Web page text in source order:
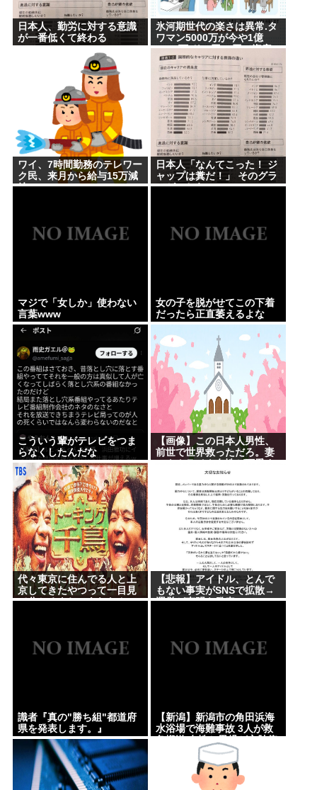
日本人、勤労に対する意識
が一番低くて終わる
氷河期世代の楽さは異常.タ
ワマン5000万が今や1億
5000万.ドル円80円で資産
形成.マジで楽な世代だった
な
ワイ、7時間勤務のテレワー
ク民、来月から給与15万減
給
日本人「なんてこった！ ジ
ャップは糞だ！」 そのグラ
フがこちら。
マジで「女しか」使わない
言葉www
女の子を脱がせてこの下着
だったら正直萎えるよな
こういう輩がテレビをつま
らなくしたんだな
【画像】この日本人男性、
前世で世界救っただろ。妻
代々東京に住んでる人と上
京してきたやつって一目見
て分かるよね。あれなん
【悲報】アイドル、とんで
もない事実がSNSで拡散→
運営が声明を発表www
識者『真の"勝ち組"都道府
県を発表します。』
【新潟】新潟市の角田浜海
水浴場で海難事故 3人が救
急搬送 女性と男児が心肺停
止 男性は意識あり